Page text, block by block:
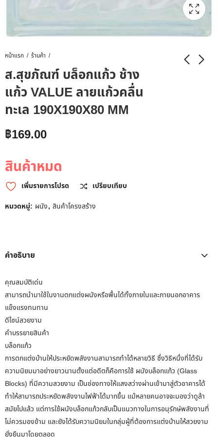
หน้าแรก ร้านค้า
ส.สุขภัณฑ์ บล็อกแก้ว ช้าง
แก้ว VALUE ลายแก้วคลื่น
ทะเล 190X190X80 MM
฿169.00
สินค้าหมด
เพิ่มรายการโปรด
เปรียบเทียบ
หมวดหมู่: ผนัง, สินค้าโครงสร้าง
คำอธิบาย
คุณสมบัติเด่น
สามารถนำมาใช้ในงานตกแต่งผนังหรือพื้นได้ทั้งภายในและภายนอกอาคาร
แข็งแรงทนทาน
ดีไซน์สวยงาม
คำบรรยายสินค้า
บล็อกแก้ว
การตกแต่งบ้านให้ประหยัดพลังงานสามารถทำได้หลายวิธี ซึ่งวิธีหนึ่งที่ได้รับ
ความนิยมมาอย่างยาวนานตั้งแต่อดีตก็คือการใช้ ผนังบล็อกแก้ว (Glass
Blocks) ที่มีความสวยงาม เป็นช่องทางให้แสงสว่างผ่านเข้ามาสู่ตัวอาคารได้
ทำให้สามารถประหยัดพลังงานไฟฟ้าได้มากขึ้น แม้หลายคนอาจจะมองว่าดูล้า
สมัยไปแล้ว แต่การใช้ผนังบล็อกแก้วกลับเป็นแนวทางในการอนุรักษ์พลังงานที่
ไม่ควรมองข้าม และยังได้รับความนิยมในกลุ่มผู้ที่ต้องการแต่งบ้านให้สวยงาม
ยั่งยืนมาโดยตลอด